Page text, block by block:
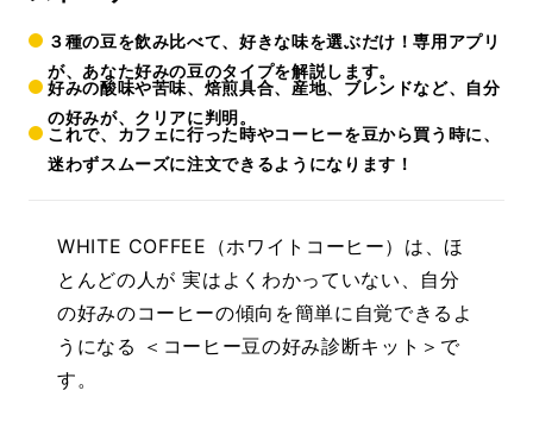
３種の豆を飲み比べて、好きな味を選ぶだけ！専用アプリ
が、あなた好みの豆のタイプを解説します。
好みの酸味や苦味、焙煎具合、産地、ブレンドなど、 自分
の好みが、クリアに判明。
これで、カフェに行った時やコーヒーを豆から買う時に、
迷わずスムーズに注文できるようになります！
WHITE COFFEE（ホワイトコーヒー）は、ほ
とんどの人が 実はよくわかっていない、自分
の好みのコーヒーの傾向を簡単に自覚できるよ
うになる ＜コーヒー豆の好み診断キット＞で
す。